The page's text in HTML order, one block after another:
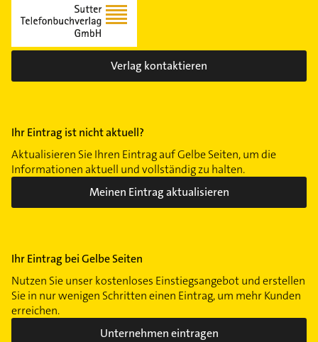
Verlag kontaktieren
Ihr Eintrag ist nicht aktuell?
Aktualisieren Sie Ihren Eintrag auf Gelbe Seiten, um die
Informationen aktuell und vollständig zu halten.
Meinen Eintrag aktualisieren
Ihr Eintrag bei Gelbe Seiten
Nutzen Sie unser kostenloses Einstiegsangebot und erstellen
Sie in nur wenigen Schritten einen Eintrag, um mehr Kunden
erreichen.
Unternehmen eintragen